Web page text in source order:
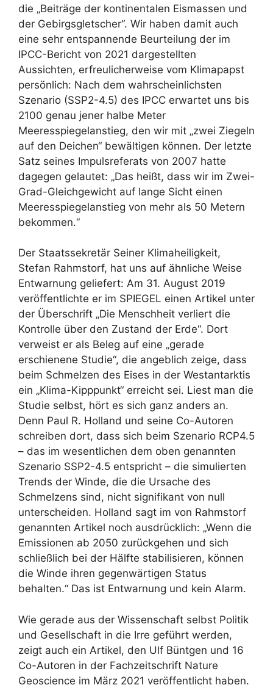
die „Beiträge der kontinentalen Eismassen und
der Gebirgsgletscher“. Wir haben damit auch
eine sehr entspannende Beurteilung der im
IPCC-Bericht von 2021 dargestellten
Aussichten, erfreulicherweise vom Klimapapst
persönlich: Nach dem wahrscheinlichsten
Szenario (SSP2-4.5) des IPCC erwartet uns bis
2100 genau jener halbe Meter
Meeresspiegelanstieg, den wir mit „zwei Ziegeln
auf den Deichen“ bewältigen können. Der letzte
Satz seines Impulsreferats von 2007 hatte
dagegen gelautet: „Das heißt, dass wir im Zwei-
Grad-Gleichgewicht auf lange Sicht einen
Meeresspiegelanstieg von mehr als 50 Metern
bekommen.“
Der Staatssekretär Seiner Klimaheiligkeit,
Stefan Rahmstorf, hat uns auf ähnliche Weise
Entwarnung geliefert: Am 31. August 2019
veröffentlichte er im SPIEGEL einen Artikel unter
der Überschrift „Die Menschheit verliert die
Kontrolle über den Zustand der Erde“. Dort
verweist er als Beleg auf eine „gerade
erschienene Studie“, die angeblich zeige, dass
beim Schmelzen des Eises in der Westantarktis
ein „Klima-Kipppunkt“ erreicht sei. Liest man die
Studie selbst, hört es sich ganz anders an.
Denn Paul R. Holland und seine Co-Autoren
schreiben dort, dass sich beim Szenario RCP4.5
– das im wesentlichen dem oben genannten
Szenario SSP2-4.5 entspricht – die simulierten
Trends der Winde, die die Ursache des
Schmelzens sind, nicht signifikant von null
unterscheiden. Holland sagt im von Rahmstorf
genannten Artikel noch ausdrücklich: „Wenn die
Emissionen ab 2050 zurückgehen und sich
schließlich bei der Hälfte stabilisieren, können
die Winde ihren gegenwärtigen Status
behalten.“ Das ist Entwarnung und kein Alarm.
Wie gerade aus der Wissenschaft selbst Politik
und Gesellschaft in die Irre geführt werden,
zeigt auch ein Artikel, den Ulf Büntgen und 16
Co-Autoren in der Fachzeitschrift Nature
Geoscience im März 2021 veröffentlicht haben.